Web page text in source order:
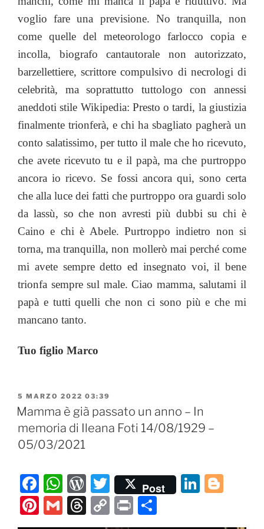
voglio fare una previsione. No tranquilla, non
come quelle del meteorologo farlocco copia e
incolla, biografo cantautorale non autorizzato,
barzellettiere, scrittore compulsivo di necrologi di
celebrità, ma soprattutto tuttologo con annessi
aneddoti stile Wikipedia: Presto o tardi, la giustizia
finalmente trionferà, e chi ha sbagliato pagherà un
conto salatissimo, per tutto il male che ho ricevuto,
che avete ricevuto tu e il papà, ma che purtroppo
ancora io ricevo. Se fossi ancora qui, sono certa
che alla luce dei fatti che purtroppo ora guardi solo
da lassù, so che non avresti più dubbi su chi è
Caino e chi è Abele. Purtroppo indietro non si
torna, ma tranquilla, non mollerò mai perché come
mi avete sempre detto ed insegnato voi, il bene
trionfa sempre sul male. Ciao mamma, salutami il
papà e tutti quelli che non ci sono più e che mi
mancano tanto.
Tuo figlio Marco
PUBBLICATO
IL
5 MARZO 2022 03:39
Mamma è già passato un anno – In
memoria di Ileana Foti 14/08/1929 –
05/03/2021
F
a
c
W
h
at
W
or
d
T
w
itt
Post
Li
Pi
nt
G
m
T
hr
C
o
P
ri o